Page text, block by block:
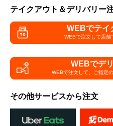
テイクアウト＆デリバリー
WEBでテイ
WEBで注文して店舗
WEBでデ
WEBで注文して、 ご指定
その他サービスから注文